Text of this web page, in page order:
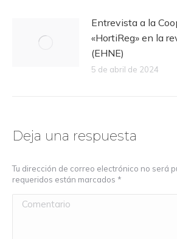
Entrevista a la
«HortiReg» en la
(EHNE)
5 de abril de 2024
Deja una respuesta
Tu dirección de correo electrónico no será
requeridos están marcados *
Comentario